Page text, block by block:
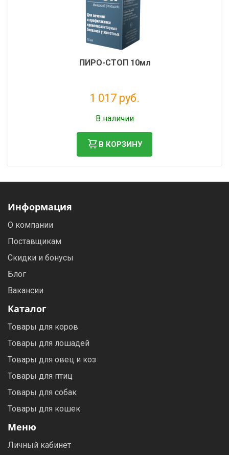
ПИРО-СТОП 10мл
1 017 руб.
В наличии
В КОРЗИНУ
Информация
О компании
Поставщикам
Скидки и бонусы
Блог
Вакансии
Каталог
Товары для коров
Товары для лошадей
Товары для овец и коз
Товары для птиц
Товары для собак
Товары для кошек
Меню
Личный кабинет